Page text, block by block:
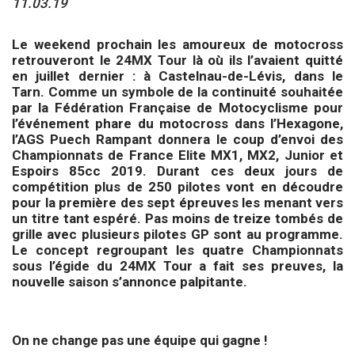
Le weekend prochain les amoureux de motocross
retrouveront le 24MX Tour là où ils l’avaient quitté
en juillet dernier : à Castelnau-de-Lévis, dans le
Tarn. Comme un symbole de la continuité souhaitée
par la Fédération Française de Motocyclisme pour
l’événement phare du motocross dans l’Hexagone,
l’AGS Puech Rampant donnera le coup d’envoi des
Championnats de France Elite MX1, MX2, Junior et
Espoirs 85cc 2019. Durant ces deux jours de
compétition plus de 250 pilotes vont en découdre
pour la première des sept épreuves les menant vers
un titre tant espéré. Pas moins de treize tombés de
grille avec plusieurs pilotes GP sont au programme.
Le concept regroupant les quatre Championnats
sous l’égide du 24MX Tour a fait ses preuves, la
nouvelle saison s’annonce palpitante.
On ne change pas une équipe qui gagne !